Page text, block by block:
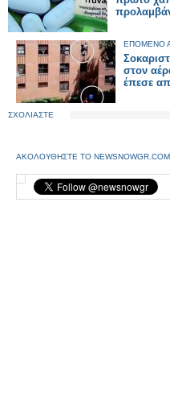
ΕΠΟΜΕΝΟ
στον
έπεσε
ΣΧΟΛΙΑΣΤΕ
ΑΚΟΛΟΥΘΗΣΤΕ ΤΟ NEWSNOWGR.COM